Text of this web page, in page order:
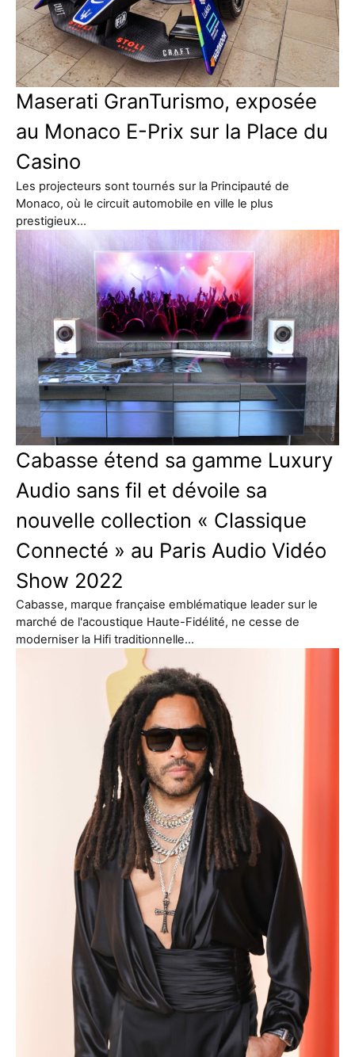
Maserati GranTurismo, exposée
au Monaco E-Prix sur la Place du
Casino
Les projecteurs sont tournés sur la Principauté de
Monaco, où le circuit automobile en ville le plus
prestigieux…
Cabasse étend sa gamme Luxury
Audio sans fil et dévoile sa
nouvelle collection « Classique
Connecté » au Paris Audio Vidéo
Show 2022
Cabasse, marque française emblématique leader sur le
marché de l'acoustique Haute-Fidélité, ne cesse de
moderniser la Hifi traditionnelle…